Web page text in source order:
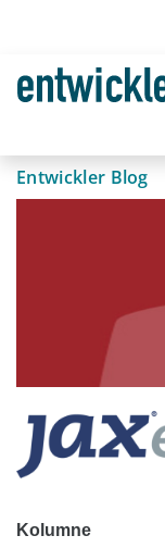
Entwickler Blog
Kolumne